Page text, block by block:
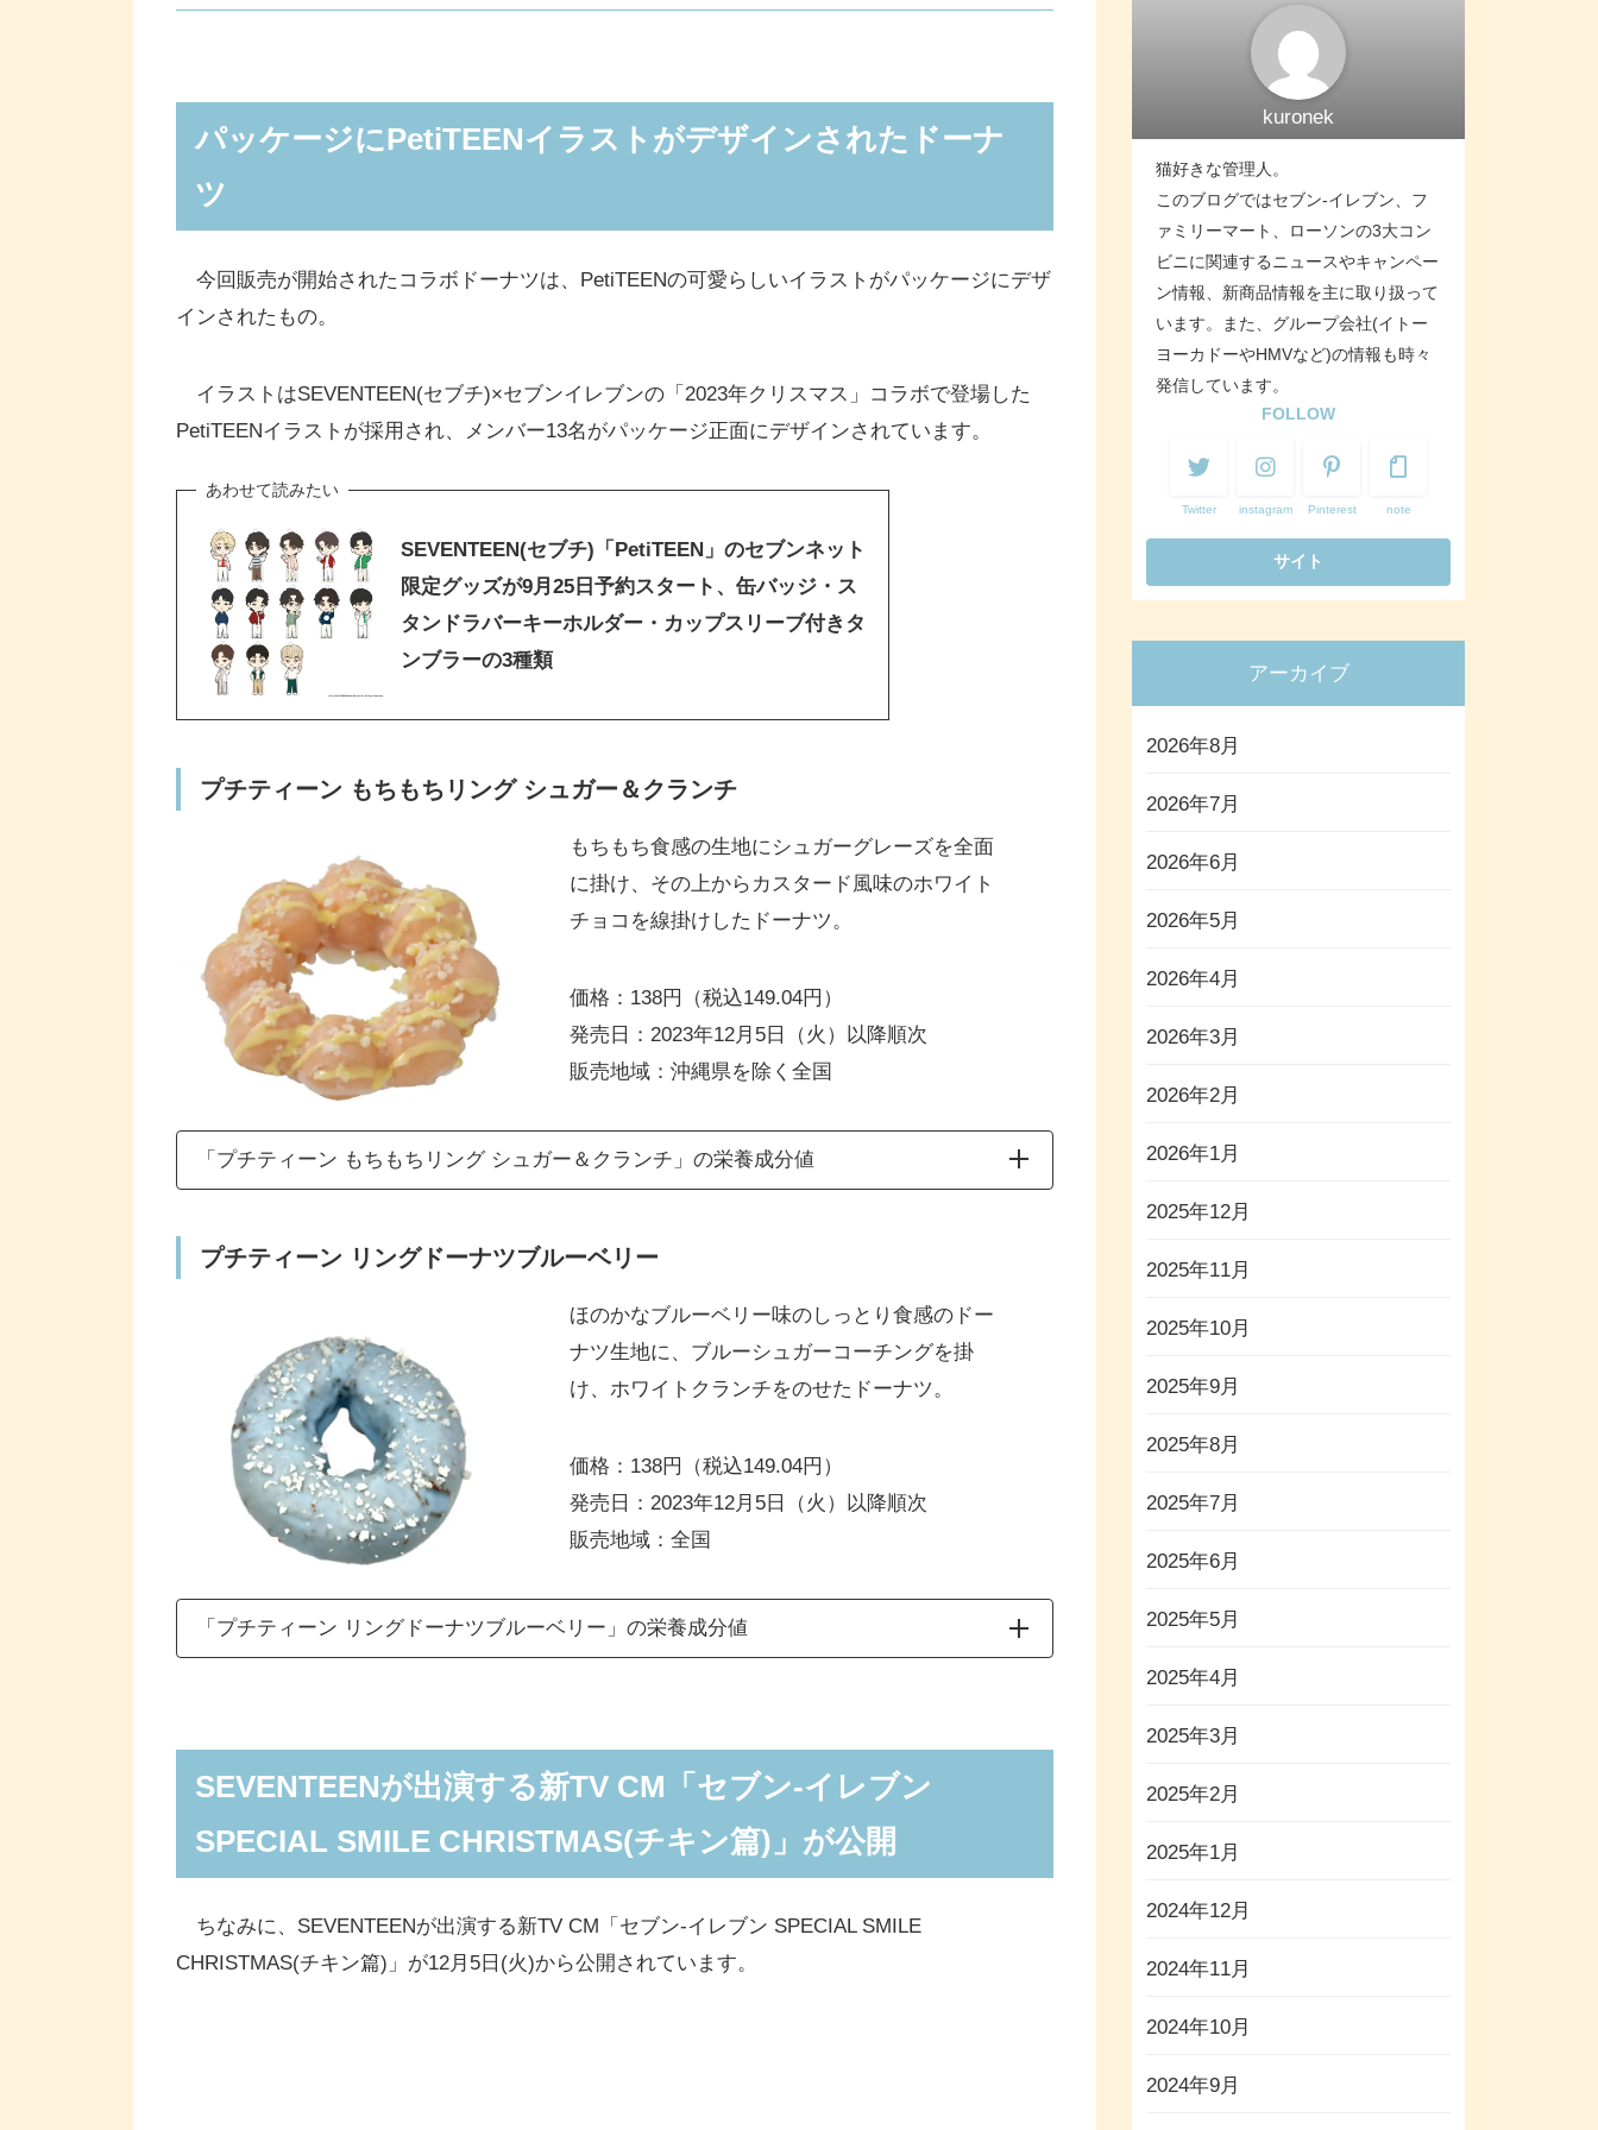
プチティーン リングドーナツブルーベリー
パッケージにPetiTEENイラストがデザインされたドーナ
ツ
今回販売が開始されたコラボドーナツは、PetiTEENの可愛らしいイラストがパッケージにデザ
インされたもの。
イラストはSEVENTEEN(セブチ)×セブンイレブンの「2023年クリスマス」コラボで登場した
PetiTEENイラストが採用され、メンバー13名がパッケージ正面にデザインされています。
SEVENTEEN(セブチ)「PetiTEEN」のセブンネット
限定グッズが9月25日予約スタート、缶バッジ・ス
タンドラバーキーホルダー・カップスリーブ付きタ
ンブラーの3種類
プチティーン もちもちリング シュガー＆クランチ
もちもち食感の生地にシュガーグレーズを全面
に掛け、その上からカスタード風味のホワイト
チョコを線掛けしたドーナツ。
価格：138円（税込149.04円）
発売日：2023年12月5日（火）以降順次
販売地域：沖縄県を除く全国
「プチティーン もちもちリング シュガー＆クランチ」の栄養成分値
プチティーン リングドーナツブルーベリー
ほのかなブルーベリー味のしっとり食感のドー
ナツ生地に、ブルーシュガーコーチングを掛
け、ホワイトクランチをのせたドーナツ。
価格：138円（税込149.04円）
発売日：2023年12月5日（火）以降順次
販売地域：全国
「プチティーン リングドーナツブルーベリー」の栄養成分値
SEVENTEENが出演する新TV CM「セブン-イレブン
SPECIAL SMILE CHRISTMAS(チキン篇)」が公開
ちなみに、SEVENTEENが出演する新TV CM「セブン-イレブン SPECIAL SMILE
CHRISTMAS(チキン篇)」が12月5日(火)から公開されています。
kuronek
猫好きな管理人。
このブログではセブン-イレブン、フ
ァミリーマート、ローソンの3大コン
ビニに関連するニュースやキャンペー
ン情報、新商品情報を主に取り扱って
います。また、グループ会社(イトー
ヨーカドーやHMVなど)の情報も時々
発信しています。
FOLLOW
Twitter instagram Pinterest note
アーカイブ
2026年8月
2026年7月
2026年6月
2026年5月
2026年4月
2026年3月
2026年2月
2026年1月
2025年12月
2025年11月
2025年10月
2025年9月
2025年8月
2025年7月
2025年6月
2025年5月
2025年4月
2025年3月
2025年2月
2025年1月
2024年12月
2024年11月
2024年10月
2024年9月